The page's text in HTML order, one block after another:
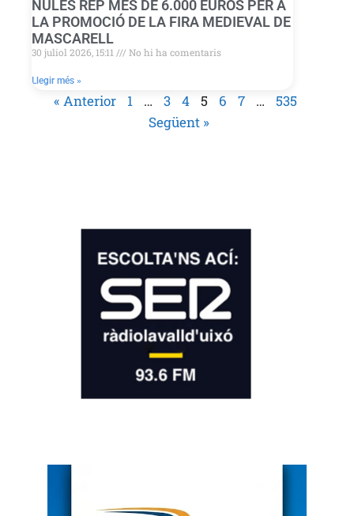
NULES REP MÉS DE 6.000 EUROS PER A
LA PROMOCIÓ DE LA FIRA MEDIEVAL DE
MASCARELL
30 juliol 2026, 15:11 No hi ha comentaris
Llegir més »
« Anterior 1 … 3 4 5 6 7 …
535
Següent »